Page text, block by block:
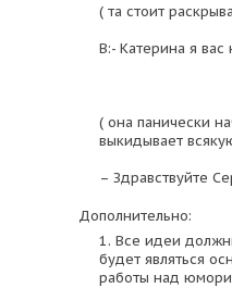
( та стоит
В:- Катерина я
( она панически
выкидывает
– Здравствуйте
Дополнительно:
1. Все идеи
будет являться
работы над